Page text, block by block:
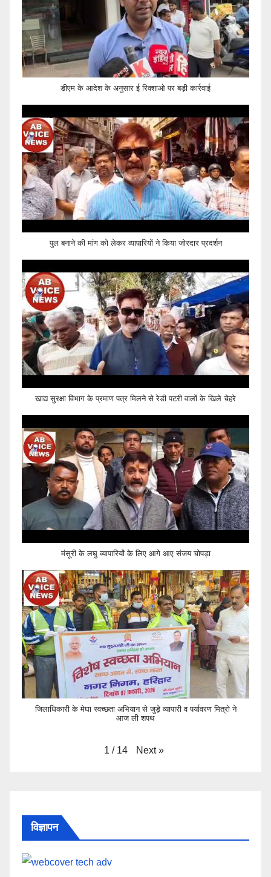
डीएम के आदेश के अनुसार ई रिक्शाओ पर बड़ी कार्रवाई
पुल बनाने की मांग को लेकर व्यापारियों ने किया जोरदार प्रदर्शन
खाद्य सुरक्षा विभाग के प्रमाण पत्र मिलने से रेडी पटरी वालों के खिले चेहरे
मंसूरी के लघु व्यापारियों के लिए आगे आए संजय चोपड़ा
जिलाधिकारी के मेघा स्वच्छता अभियान से जुड़े व्यापारी व पर्यावरण मित्रो ने
आज ली शपथ
1 / 14 Next »
विज्ञापन